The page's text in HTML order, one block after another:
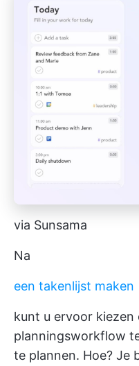
via Sunsama
Na
een takenlijst maken
kunt u ervoor kiezen
planningsworkflow
te plannen. Hoe? Je